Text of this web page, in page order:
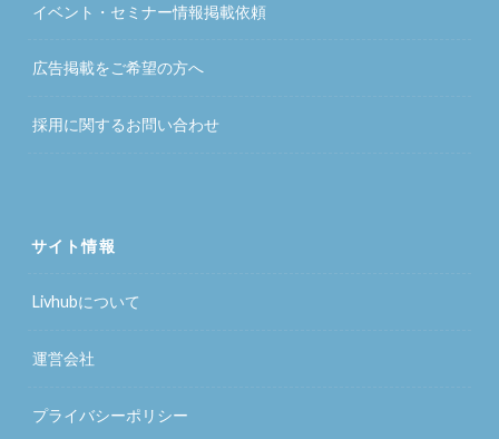
イベント・セミナー情報掲載依頼
広告掲載をご希望の方へ
採用に関するお問い合わせ
サイト情報
Livhubについて
運営会社
プライバシーポリシー